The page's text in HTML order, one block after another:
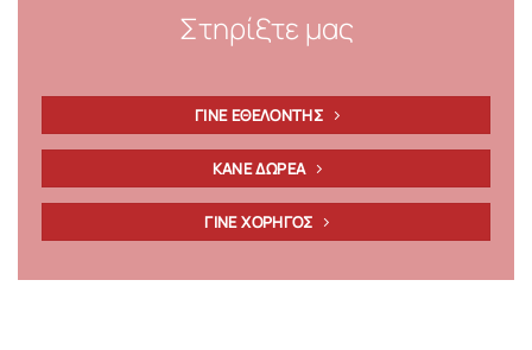
Στηρίξτε μας
ΓΙΝΕ ΕΘΕΛΟΝΤΗΣ
ΚΑΝΕ ΔΩΡΕΑ
ΓΙΝΕ ΧΟΡΗΓΟΣ